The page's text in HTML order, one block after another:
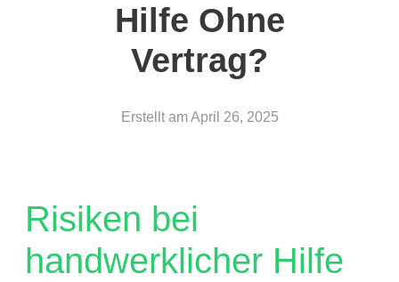
Hilfe Ohne
Vertrag?
Erstellt am April 26, 2025
Risiken bei
handwerklicher Hilfe